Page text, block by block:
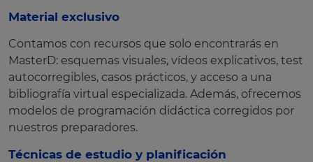
Material exclusivo
Contamos con recursos que solo encontrarás en
MasterD: esquemas visuales, vídeos explicativos, test
autocorregibles, casos prácticos, y acceso a una
bibliografía virtual especializada. Además, ofrecemos
modelos de programación didáctica corregidos por
nuestros preparadores.
Técnicas de estudio y planificación